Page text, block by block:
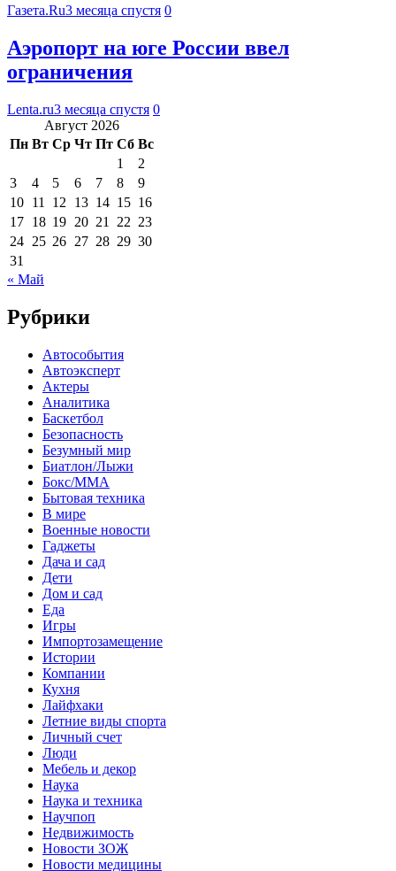
Газета.Ru3 месяца спустя 0
Аэропорт на юге России ввел
ограничения
Lenta.ru3 месяца спустя 0
Август 2026
Пн Вт Ср Чт Пт Сб Вс
1
2
3
4 5 6 7 8
9
10 11 12 13 14 15 16
17 18 19 20 21 22 23
24 25 26 27 28 29 30
31
« Май
Рубрики
Автособытия
Автоэксперт
Актеры
Аналитика
Баскетбол
Безопасность
Безумный мир
Биатлон/Лыжи
Бокс/MMA
Бытовая техника
В мире
Военные новости
Гаджеты
Дача и сад
Дети
Дом и сад
Еда
Игры
Импортозамещение
Истории
Компании
Кухня
Лайфхаки
Летние виды спорта
Личный счет
Люди
Мебель и декор
Наука
Наука и техника
Научпоп
Недвижимость
Новости ЗОЖ
Новости медицины